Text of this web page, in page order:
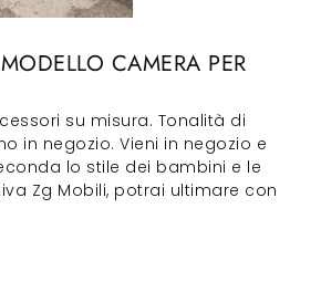
CAMERA PER
su misura. Tonalità di
in negozio. Vieni in negozio e
lo stile dei bambini e le
Zg Mobili, potrai ultimare con